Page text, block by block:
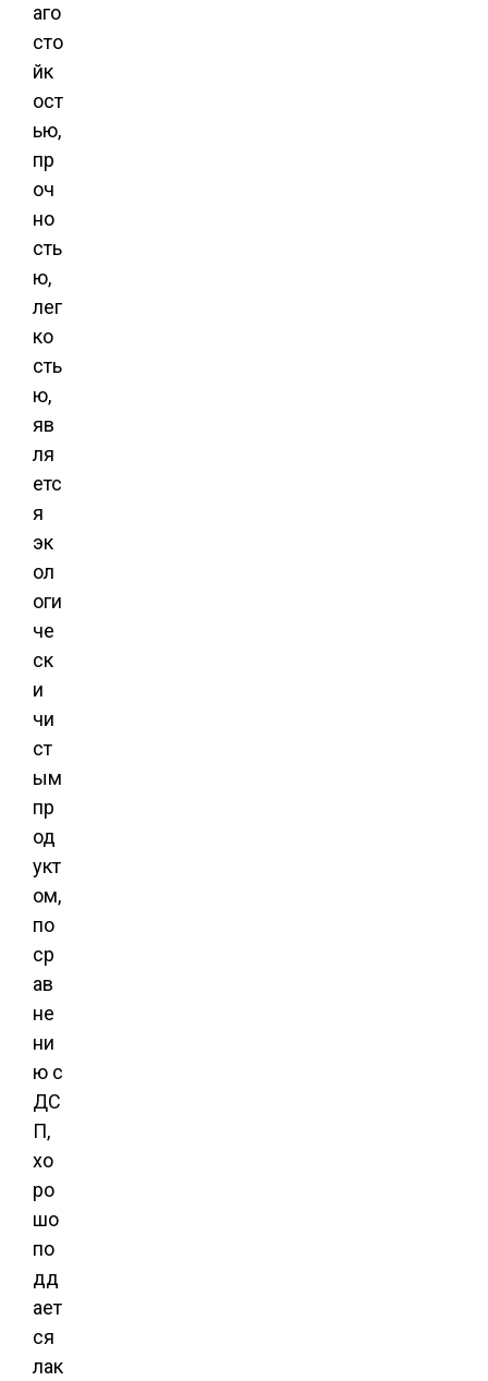
аго
сто
йк
ост
ью,
пр
оч
но
сть
ю,
лег
ко
сть
ю,
яв
ля
етс
я
эк
ол
оги
че
ск
и
чи
ст
ым
пр
од
укт
ом,
по
ср
ав
не
ни
ю с
ДС
П,
хо
ро
шо
по
дд
ает
ся
лак